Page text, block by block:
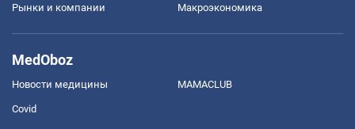
Рынки и компании Mакроэкономика
MedOboz
Новости медицины MAMACLUB
Covid